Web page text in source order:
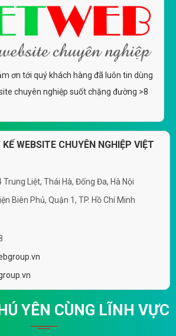
ơn tới quý khách hàng đã luôn tin dùng
chuyên nghiệp suốt chặng đường >8
WEBSITE CHUYÊN NGHIỆP VIỆT
Trung Liệt, Thái Hà, Đống Đa, Hà Nội
Biên Phủ, Quận 1, TP. Hồ Chí Minh
YÊN CÙNG LĨNH VỰC